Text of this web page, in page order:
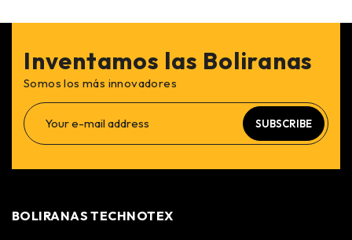
Inventamos las Boliranas
Somos los más innovadores
SUBSCRIBE
BOLIRANAS TECHNOTEX